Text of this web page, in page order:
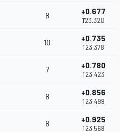
8 +0.677
1'23.320
10 +0.735
1'23.378
7 +0.780
1'23.423
8 +0.856
1'23.499
8 +0.925
1'23.568